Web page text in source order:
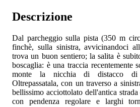
Descrizione
Dal parcheggio sulla pista (350 m
finchè, sulla sinistra, avvicinandoci
trova un buon sentiero; la salita è
boscaglia: è una traccia recentemente
monte la nicchia di distacco di
Oltrepassatala, con un traverso a
bellissimo acciottolato dell'antica
con pendenza regolare e larghi